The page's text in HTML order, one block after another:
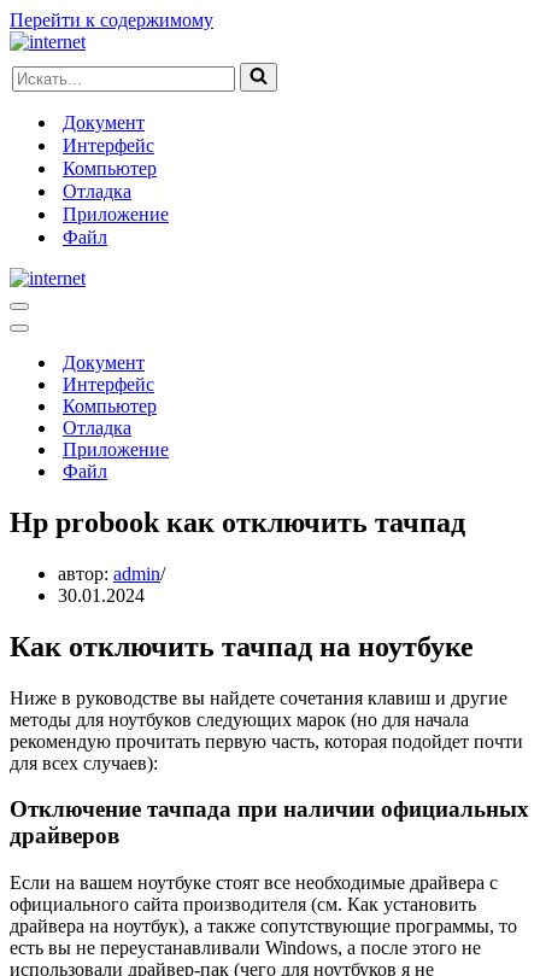
Перейти к содержимому
Искать...
Документ
Интерфейс
Компьютер
Отладка
Приложение
Файл
Меню
навигации
Меню
навигацииДокумент
Интерфейс
Компьютер
Отладка
Приложение
Файл
Hp probook как отключить тачпад
автор: admin
30.01.2024
Как отключить тачпад на ноутбуке
Ниже в руководстве вы найдете сочетания клавиш и другие
методы для ноутбуков следующих марок (но для начала
рекомендую прочитать первую часть, которая подойдет почти
для всех случаев):
Отключение тачпада при наличии официальных
драйверов
Если на вашем ноутбуке стоят все необходимые драйвера с
официального сайта производителя (см. Как установить
драйвера на ноутбук), а также сопутствующие программы, то
есть вы не переустанавливали Windows, а после этого не
использовали драйвер-пак (чего для ноутбуков я не